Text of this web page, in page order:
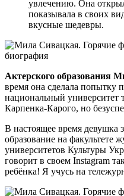
увлечению. Она
показывала в своих
вкусные шедевры.
Актерского образования
время она сделала попытку
национальный университет
Карпенка-Карого, но
В настоящее время девушка
образование на факультете
университетов Культуры
говорит в своем Instagram
ребёнка! Я учусь на